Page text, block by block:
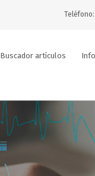
Teléfono:
Buscador artículos